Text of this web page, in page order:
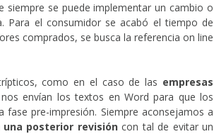
siempre se puede implementar un cambio o
Para el consumidor se acabó el tiempo de
comprados, se busca la referencia on line
como en el caso de las empresas
envían los textos en Word para que los
fase pre-impresión. Siempre aconsejamos a
posterior revisióncon tal de evitar un